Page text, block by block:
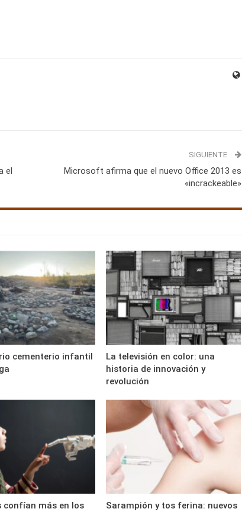
el
SIGUIENTE
Microsoft afirma que el nuevo Office 2013 es
«incrackeable»
cementerio infantil
La televisión en color: una
historia de innovación y
revolución
confían más en los
Sarampión y tos ferina: nuevos